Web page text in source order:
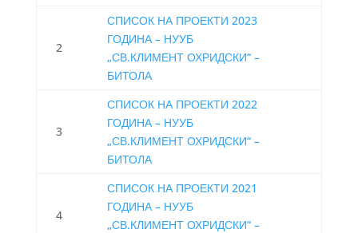
2
СПИСОК НА ПРОЕКТИ 2023
ГОДИНА – НУУБ
„СВ.КЛИМЕНТ ОХРИДСКИ“ –
БИТОЛА
3
СПИСОК НА ПРОЕКТИ 2022
ГОДИНА – НУУБ
„СВ.КЛИМЕНТ ОХРИДСКИ“ –
БИТОЛА
4
СПИСОК НА ПРОЕКТИ 2021
ГОДИНА – НУУБ
„СВ.КЛИМЕНТ ОХРИДСКИ“ –